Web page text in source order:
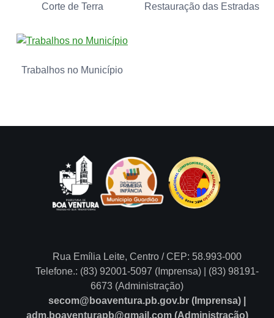
Corte de Terra Restauração das Estradas
Trabalhos no Município
Rua Emília Leite, Centro / CEP: 58.993-000
Telefone.: (83) 92001-5097 (Imprensa) | (83) 98191-
6673 (Administração)
secom@boaventura.pb.gov.br (Imprensa) |
adm.boaventurapb@gmail.com (Administração)